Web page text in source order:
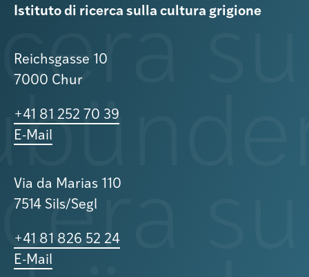
Istituto di ricerca sulla cultura grigione
Reichsgasse 10
7000 Chur
+41 81 252 70 39
E-Mail
Via da Marias 110
7514 Sils/Segl
+41 81 826 52 24
E-Mail